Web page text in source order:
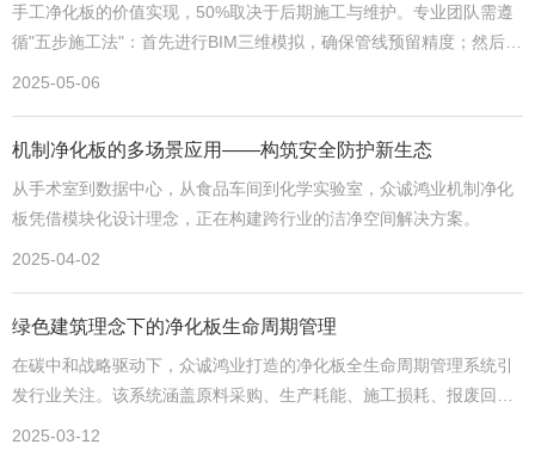
手工净化板的价值实现，50%取决于后期施工与维护。专业团队需遵
循"五步施工法"：首先进行BIM三维模拟，确保管线预留精度；然后采
2025-05-06
机制净化板的多场景应用——构筑安全防护新生态
从手术室到数据中心，从食品车间到化学实验室，众诚鸿业机制净化
板凭借模块化设计理念，正在构建跨行业的洁净空间解决方案。
2025-04-02
绿色建筑理念下的净化板生命周期管理
在碳中和战略驱动下，众诚鸿业打造的净化板全生命周期管理系统引
发行业关注。该系统涵盖原料采购、生产耗能、施工损耗、报废回收
2025-03-12